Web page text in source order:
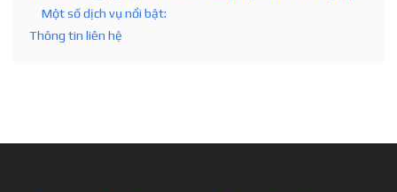
Một số dịch vụ nổi bật:
Thông tin liên hệ